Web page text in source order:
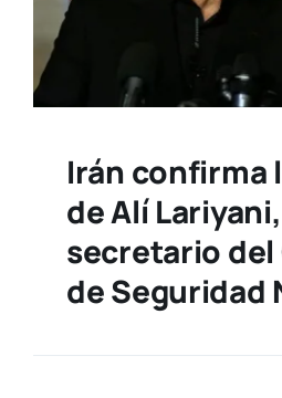
Irán confirma
de Alí Lariyani,
secretario del
de Seguridad